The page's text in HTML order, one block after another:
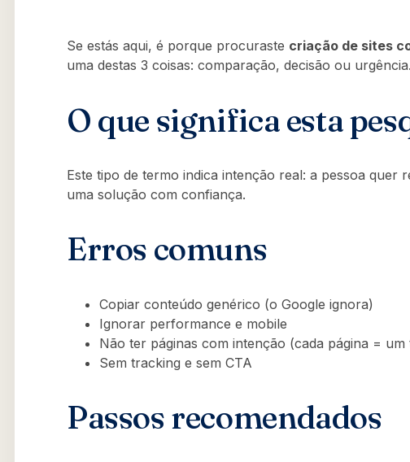
Se estás aqui, é porque procuraste criação de sites
uma destas 3 coisas: comparação, decisão ou
O que significa esta
Este tipo de termo indica intenção real: a pessoa quer
uma solução com confiança.
Erros comuns
Copiar conteúdo genérico (o Google ignora)
Ignorar performance e mobile
Não ter páginas com intenção (cada página = um
Sem tracking e sem CTA
Passos recomendados